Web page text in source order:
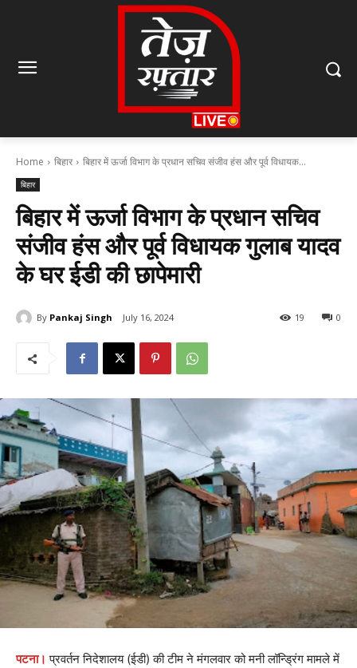
Home बिहार बिहार में ऊर्जा विभाग के प्रधान सचिव संजीव हंस और पूर्व विधायक...
बिहार
बिहार में ऊर्जा विभाग के प्रधान सचिव
संजीव हंस और पूर्व विधायक गुलाब यादव
के घर ईडी की छापेमारी
By Pankaj Singh July 16, 2024 0
19
पटना। प्रवर्तन निदेशालय (ईडी) की टीम ने मंगलवार को मनी लॉन्ड्रिंग मामले में